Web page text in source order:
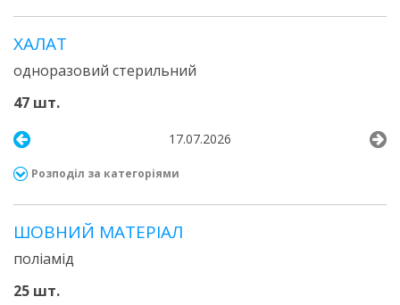
ХАЛАТ
одноразовий стерильний
47 шт.
17.07.2026
Розподіл за категоріями
ШОВНИЙ МАТЕРІАЛ
поліамід
25 шт.